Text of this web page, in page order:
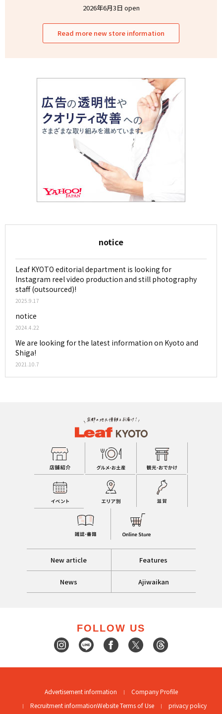
2026年6月3日 open
Read more new store information
notice
Leaf KYOTO editorial department is looking for
Instagram reel video production and still photography
staff (outsourced)!
2025.9.17
notice
2024.4.22
We are looking for the latest information on Kyoto and
Shiga!
2021.10.7
New article Features
News Ajiwaikan
FOLLOW US
Advertisement information
Company Profile
Recruitment informationWebsite Terms of Use privacy policy